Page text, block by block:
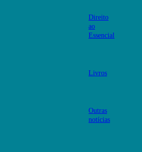
Direito
ao
Essencial
Livros
Outras
notícias